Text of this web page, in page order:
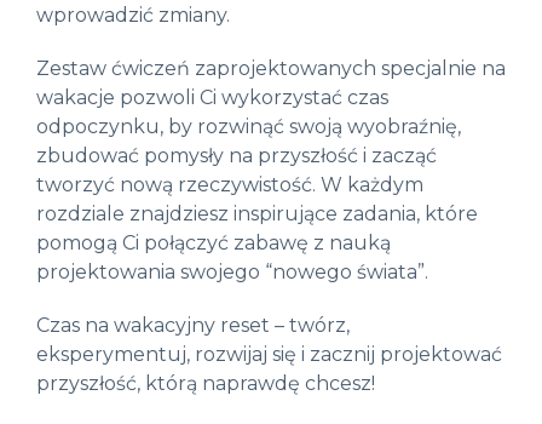
wprowadzić zmiany.
Zestaw ćwiczeń zaprojektowanych specjalnie na
wakacje pozwoli Ci wykorzystać czas
odpoczynku, by rozwinąć swoją wyobraźnię,
zbudować pomysły na przyszłość i zacząć
tworzyć nową rzeczywistość. W każdym
rozdziale znajdziesz inspirujące zadania, które
pomogą Ci połączyć zabawę z nauką
projektowania swojego “nowego świata”.
Czas na wakacyjny reset – twórz,
eksperymentuj, rozwijaj się i zacznij projektować
przyszłość, którą naprawdę chcesz!